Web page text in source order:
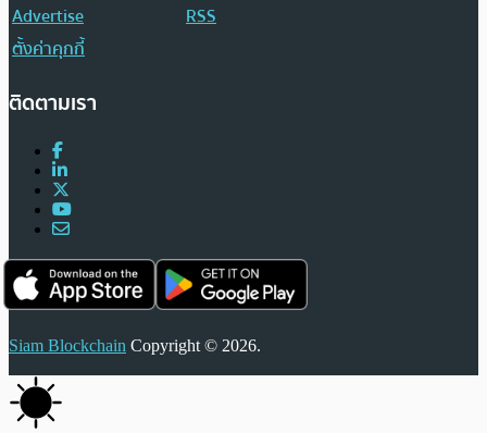
Advertise
RSS
ตั้งค่าคุกกี้
ติดตามเรา
Siam Blockchain Copyright © 2026.